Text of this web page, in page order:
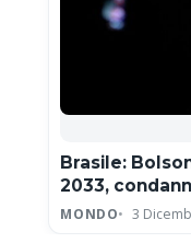
Brasile:
2033,
MONDO 3